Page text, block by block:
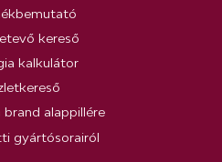
kereső
kalkulátor
brand alappillére
gyártósorairól